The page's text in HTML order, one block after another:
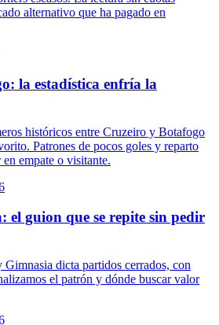
alternativo que ha pagado en
la estadística enfría la
históricos entre Cruzeiro y Botafogo
Patrones de pocos goles y reparto
empate o visitante.
el guion que se repite sin pedir
dicta partidos cerrados, con
el patrón y dónde buscar valor